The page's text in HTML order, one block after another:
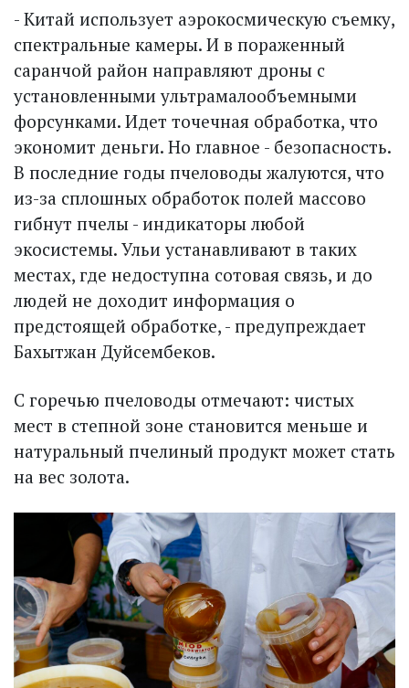
- Китай использует аэрокосмическую съемку,
спектральные камеры. И в пораженный
саранчой район направляют дроны с
установленными ультрамалообъемными
форсунками. Идет точечная обработка, что
экономит деньги. Но главное - безопасность.
В последние годы пчеловоды жалуются, что
из-за сплошных обработок полей массово
гибнут пчелы - индикаторы любой
экосистемы. Ульи устанавливают в таких
местах, где недоступна сотовая связь, и до
людей не доходит информация о
предстоящей обработке, - предупреждает
Бахытжан Дуйсембеков.
С горечью пчеловоды отмечают: чистых
мест в степной зоне становится меньше и
натуральный пчелиный продукт может стать
на вес золота.